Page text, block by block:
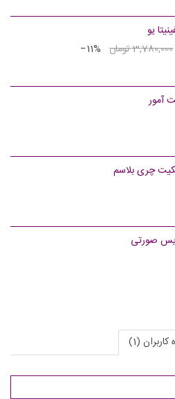
یو
3,780,000 تومان ‎−11%
آمور
چری بلاسم
صورتی
(1)